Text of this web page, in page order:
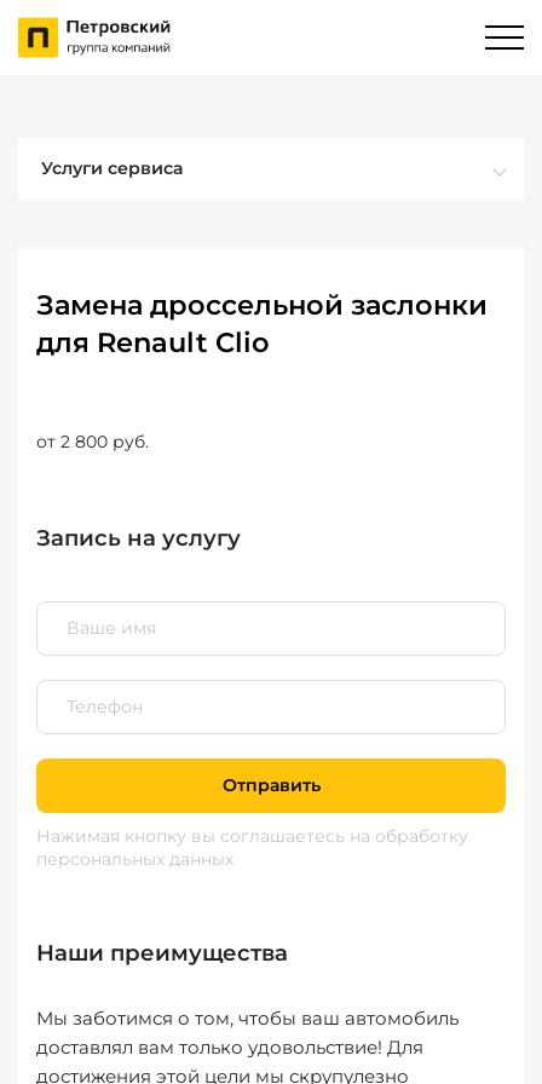
Услуги сервиса
Замена дроссельной заслонки
для Renault Clio
от 2 800 руб.
Запись на услугу
Отправить
Нажимая кнопку вы соглашаетесь на обработку
персональных данных
Наши преимущества
Мы заботимся о том, чтобы ваш автомобиль
доставлял вам только удовольствие! Для
достижения этой цели мы скрупулезно